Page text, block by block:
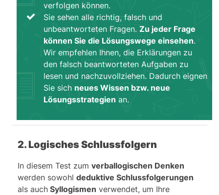
verfolgen können.
Sie sehen alle richtig, falsch und
unbeantworteten Fragen. Zu jeder Frage
können Sie die Lösungswege einsehen.
Wir empfehlen Ihnen, die Erklärungen zu
den falsch beantworteten Aufgaben zu
lesen und nachzuvollziehen. Dadurch eignen
Sie sichneues Wissen bzw. neue
Lösungsstrategien an.
2. Logisches Schlussfolgern
In diesem Test zum verballogischen Denken
werden sowohl deduktive Schlussfolgerungen
als auch Syllogismen verwendet, um Ihre